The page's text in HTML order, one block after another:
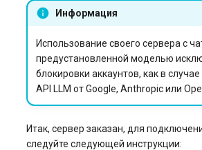
Информация
Использование своего сервера с
предустановленной моделью
блокировки аккаунтов, как в
API LLM от Google, Anthropic или
Итак, сервер заказан, для
следуйте следующей инструкции: